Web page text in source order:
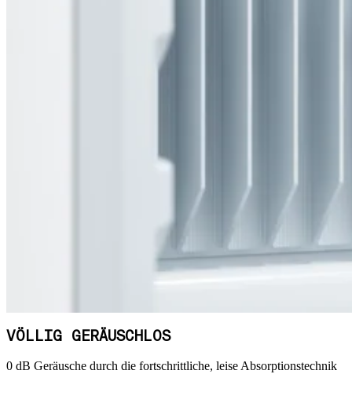
VÖLLIG GERÄUSCHLOS
0 dB Geräusche durch die fortschrittliche, leise Absorptionstechnik